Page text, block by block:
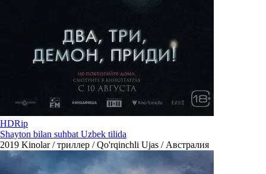
HDRip
Shayton bilan suhbat Uzbek tilida
2019 Kinolar / триллер / Qo'rqinchli Ujas / Австралия